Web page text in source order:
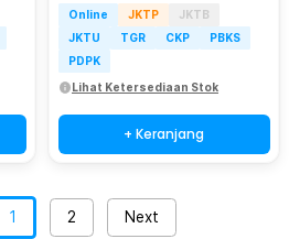
Online JKTP
JKTB
JKTU
TGR CKP
PBKS
PDPK
Lihat Ketersediaan Stok
+ Keranjang
1 2 Next